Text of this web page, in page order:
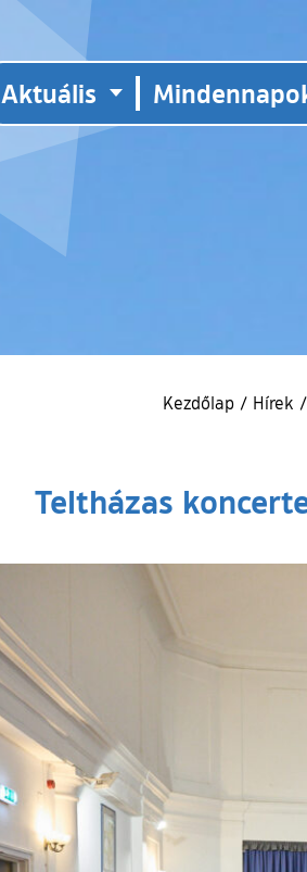
Aktuális
Kezdőlap / Hírek /
Teltházas